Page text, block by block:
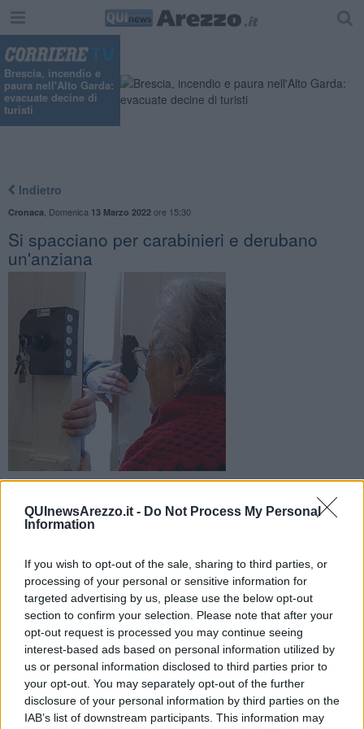
QUInewsArezzo.it - Do Not Process My Personal
Information
If you wish to opt-out of the sale, sharing to third parties, or
processing of your personal or sensitive information for
targeted advertising by us, please use the below opt-out
section to confirm your selection. Please note that after your
opt-out request is processed you may continue seeing
interest-based ads based on personal information utilized by
us or personal information disclosed to third parties prior to
your opt-out. You may separately opt-out of the further
disclosure of your personal information by third parties on the
IAB’s list of downstream participants. This information may
Brescia, incendio e
paura nell'Alto Garda:
evacuate decine di
turisti
Indietro
Cronaca Domenica 13 Marzo 2022ore 15:30
Si spacciano per carabinieri e derubano
un'anziana
Hanno spaventato la 79enne aretina dicendole che il figlio
aveva avuto un incidente e aveva bisogno di denaro. Lei gli
ha consegnato soldi e gioielli
FIRENZE — Si sono spacciati per carabinieri in borghese per
derubare un'anziana signora facendosi consegnare da lei soldi e
preziosi. E' accaduto ieri in centro, vittima una donna aretina di 79
anni.
La signora è stata prima contattata telefonicamente da uno dei due
malviventi fintosi carabiniere. La donna è stata spaventata con la